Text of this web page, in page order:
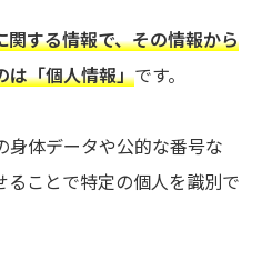
関する情報で、その情報から
は「個人情報」です。
身体データや公的な番号な
ることで特定の個人を識別で